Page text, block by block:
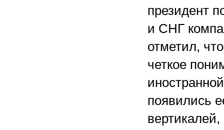
президент
и СНГ
отметил,
четкое
появились